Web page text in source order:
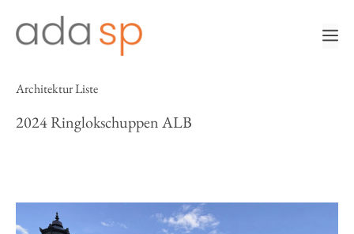
Inhalt
springen
Architektur Liste
2024 Ringlokschuppen ALB